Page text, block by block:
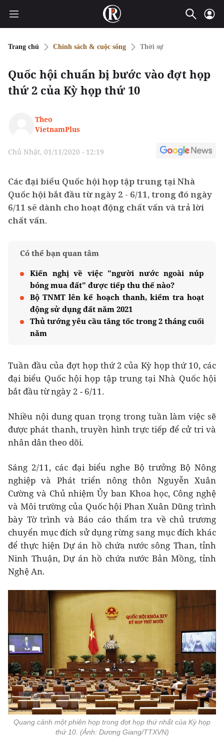
Trang chủ Chính sách & cuộc sống Thời sự
Quốc hội chuẩn bị bước vào đợt họp
thứ 2 của Kỳ họp thứ 10
Theo
VietnamPlus
Chủ Nhật, 01/11/2020 - 12:19
Các đại biểu Quốc hội họp tập trung tại Nhà
Quốc hội bắt đầu từ ngày 2 - 6/11, trong đó ngày
6/11 sẽ dành cho hoạt động chất vấn và trả lời
chất vấn.
Có thể bạn quan tâm
Kiến nghị về việc "người nước ngoài núp
bóng mua đất" được tiếp thu thế nào?
Bộ TNMT lên kế hoạch thanh, kiểm tra hoạt
động sử dụng đất năm 2021
Thủ tướng yêu cầu tăng tốc trong 2 tháng cuối
năm
Tuần đầu của đợt họp thứ 2 của Kỳ họp thứ 10, các
đại biểu Quốc hội họp tập trung tại Nhà Quốc hội
bắt đầu từ ngày 2 - 6/11.
Nhiều nội dung quan trọng trong tuần làm việc sẽ
được phát thanh, truyền hình trực tiếp để cử tri và
nhân dân theo dõi.
Sáng 2/11, các đại biểu nghe Bộ trưởng Bộ Nông
nghiệp và Phát triển nông thôn Nguyễn Xuân
Cường và Chủ nhiệm Ủy ban Khoa học, Công nghệ
và Môi trường của Quốc hội Phan Xuân Dũng trình
bày Tờ trình và Báo cáo thẩm tra về chủ trương
chuyển mục đích sử dụng rừng sang mục đích khác
để thực hiện Dự án hồ chứa nước sông Than, tỉnh
Ninh Thuận, Dự án hồ chứa nước Bản Mồng, tỉnh
Nghệ An.
Quang cảnh một phiên họp trong đợt họp thứ nhất của Kỳ họp
thứ 10. (Ảnh: Dương Giang/TTXVN)